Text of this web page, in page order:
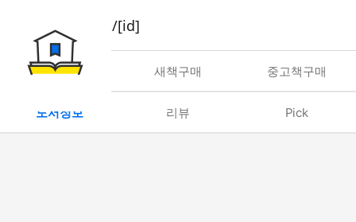
book/rent/[id]
대여 새책구매 중고책구매
도서정보 리뷰 Pick